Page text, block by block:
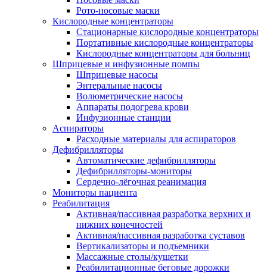
Рото-носовые маски
Кислородные концентраторы
Стационарные кислородные концентраторы
Портативные кислородные концентраторы
Кислородные концентраторы для больниц
Шприцевые и инфузионные помпы
Шприцевые насосы
Энтеральные насосы
Волюметрические насосы
Аппараты подогрева крови
Инфузионные станции
Аспираторы
Расходные материалы для аспираторов
Дефибрилляторы
Автоматические дефибрилляторы
Дефибрилляторы-мониторы
Сердечно-лёгочная реанимация
Мониторы пациента
Реабилитация
Активная/пассивная разработка верхних и
нижних конечностей
Активная/пассивная разработка суставов
Вертикализаторы и подъемники
Массажные столы/кушетки
Реабилитационные беговые дорожки